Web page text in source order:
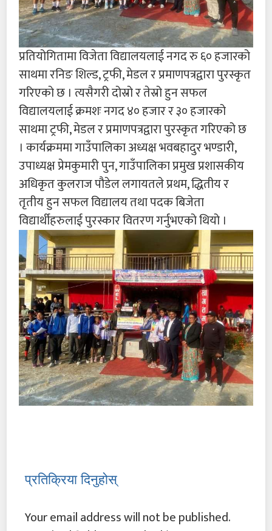
प्रतियोगितामा विजेता विद्यालयलाई नगद रु ६० हजारको
साथमा रनिङ शिल्ड, ट्रफी, मेडल र प्रमाणपत्रद्वारा पुरस्कृत
गरिएको छ । त्यसैगरी दोस्रो र तेस्रो हुन सफल
विद्यालयलाई क्रमशः नगद ४० हजार र ३० हजारको
साथमा ट्रफी, मेडल र प्रमाणपत्रद्वारा पुरस्कृत गरिएको छ
। कार्यक्रममा गाउँपालिका अध्यक्ष भवबहादुर भण्डारी,
उपाध्यक्ष प्रेमकुमारी पुन, गाउँपालिका प्रमुख प्रशासकीय
अधिकृत कुलराज पौडेल लगायतले प्रथम, द्धितीय र
तृतीय हुन सफल विद्यालय तथा पदक बिजेता
विद्यार्थीहरुलाई पुरस्कार वितरण गर्नुभएको थियो ।
प्रतिक्रिया दिनुहोस्
Your email address will not be published.